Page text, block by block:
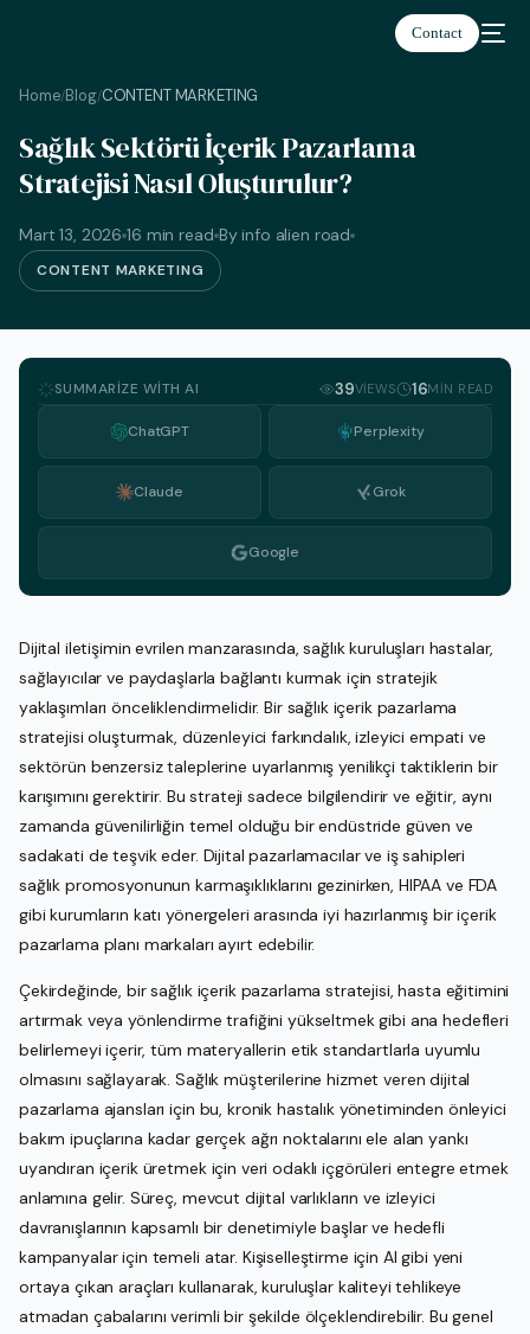
Contact
Home/Blog/CONTENT MARKETING
Sağlık Sektörü İçerik Pazarlama
Stratejisi Nasıl Oluşturulur?
Mart 13, 2026 16 min read By info alien road
CONTENT MARKETING
SUMMARIZE WITH AI 39VIEWS 16MIN READ
ChatGPT Perplexity
Claude Grok
Google
Dijital iletişimin evrilen manzarasında, sağlık kuruluşları hastalar,
sağlayıcılar ve paydaşlarla bağlantı kurmak için stratejik
yaklaşımları önceliklendirmelidir. Bir sağlık içerik pazarlama
stratejisi oluşturmak, düzenleyici farkındalık, izleyici empati ve
sektörün benzersiz taleplerine uyarlanmış yenilikçi taktiklerin bir
karışımını gerektirir. Bu strateji sadece bilgilendirir ve eğitir, aynı
zamanda güvenilirliğin temel olduğu bir endüstride güven ve
sadakati de teşvik eder. Dijital pazarlamacılar ve iş sahipleri
sağlık promosyonunun karmaşıklıklarını gezinirken, HIPAA ve FDA
gibi kurumların katı yönergeleri arasında iyi hazırlanmış bir içerik
pazarlama planı markaları ayırt edebilir.
Çekirdeğinde, bir sağlık içerik pazarlama stratejisi, hasta eğitimini
artırmak veya yönlendirme trafiğini yükseltmek gibi ana hedefleri
belirlemeyi içerir, tüm materyallerin etik standartlarla uyumlu
olmasını sağlayarak. Sağlık müşterilerine hizmet veren dijital
pazarlama ajansları için bu, kronik hastalık yönetiminden önleyici
bakım ipuçlarına kadar gerçek ağrı noktalarını ele alan yankı
uyandıran içerik üretmek için veri odaklı içgörüleri entegre etmek
anlamına gelir. Süreç, mevcut dijital varlıkların ve izleyici
davranışlarının kapsamlı bir denetimiyle başlar ve hedefli
kampanyalar için temeli atar. Kişiselleştirme için AI gibi yeni
ortaya çıkan araçları kullanarak, kuruluşlar kaliteyi tehlikeye
atmadan çabalarını verimli bir şekilde ölçeklendirebilir. Bu genel